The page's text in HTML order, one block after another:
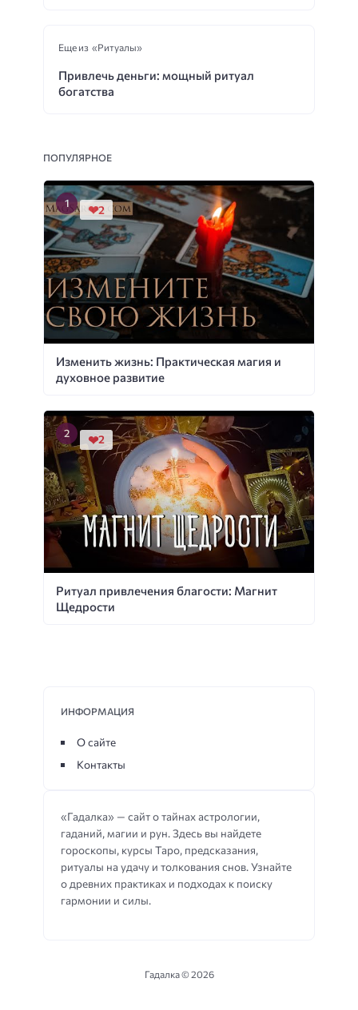
Еще из «Ритуалы»
Привлечь деньги: мощный ритуал
богатства
ПОПУЛЯРНОЕ
Изменить жизнь: Практическая магия и
духовное развитие
2
Ритуал привлечения благости: Магнит
Щедрости
2
«Гадалка» — сайт о тайнах астрологии,
гаданий, магии и рун. Здесь вы найдете
гороскопы, курсы Таро, предсказания,
ритуалы на удачу и толкования снов. Узнайте
о древних практиках и подходах к поиску
гармонии и силы.
ИНФОРМАЦИЯ
О сайте
Контакты
Гадалка ©2026